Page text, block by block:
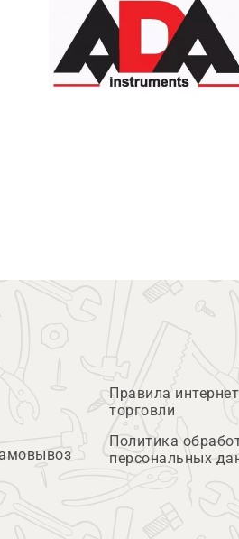
Правила
торговли
Политика
персональных